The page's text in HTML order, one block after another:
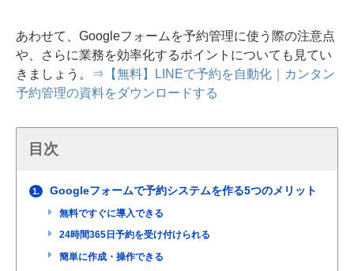
あわせて、Googleフォームを予約管理に使う際の注意点
や、さらに業務を効率化するポイントについても見てい
きましょう。
⇒【無料】LINEで予約を自動化｜カンタン
予約管理の資料をダウンロードする
目次
1. Googleフォームで予約システムを作る5つのメリット
無料ですぐに導入できる
24時間365日予約を受け付けられる
簡単に作成・操作できる